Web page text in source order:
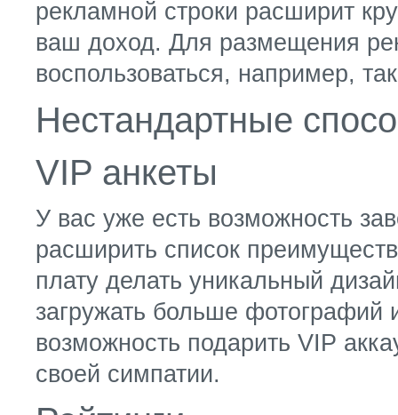
рекламной строки расширит
ваш доход. Для размещения
воспользоваться, например,
Нестандартные
VIP анкеты
У вас уже есть возможность
расширить список
плату делать уникальный
загружать больше фотографий
возможность подарить VIP
своей симпатии.